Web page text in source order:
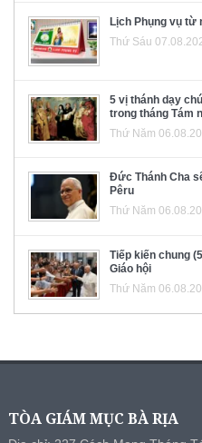
Lịch Phụng vụ từ
Thứ Sáu
5 vị thánh dạy
trong tháng Tám
Thứ Năm
Đức Thánh Cha
Pêru
Thứ Năm
Tiếp kiến chung
Giáo hội
Thứ Năm
TÒA GIÁM MỤC BÀ RỊA